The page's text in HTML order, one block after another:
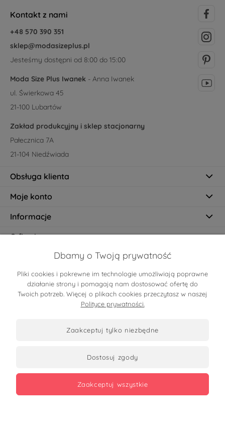
Kontakt z nami
+48 570 390 351
sklep@modasizeplus.pl
Jesteśmy dostępni od 8:00 do 15:00
Moda Size Plus Iwanek - Anna Iwanek
ul. Świerkowa 45
21-100 Lubartów
Zakład produkcyjny i sklep stacjonarny
Pałecznica 7A
21-104 Niedźwiada
Obsługa klienta
Moje konto
Informacje
O firmie
Certyfikaty
Dbamy o Twoją prywatność
Pliki cookies i pokrewne im technologie umożliwiają poprawne
działanie strony i pomagają nam dostosować ofertę do
Twoich potrzeb. Więcej o plikach cookies przeczytasz w naszej
Polityce prywatności.
zaakceptuj tylko niezbędne
dostosuj zgody
zaakceptuj wszystkie